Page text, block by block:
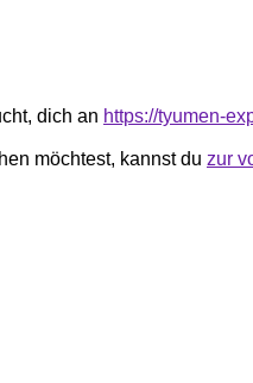
dich an https://tyumen-
möchtest, kannst du zur